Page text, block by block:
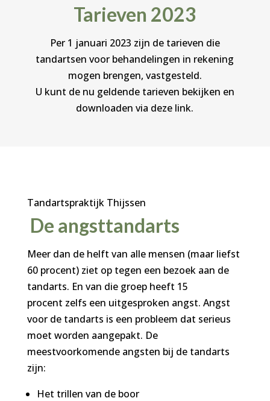
Tarieven 2023
Per 1 januari 2023 zijn de tarieven die
tandartsen voor behandelingen in rekening
mogen brengen, vastgesteld.
U kunt de nu geldende tarieven bekijken en
downloaden via deze link.
Tandartspraktijk Thijssen
De angsttandarts
Meer dan de helft van alle mensen (maar liefst
60 procent) ziet op tegen een bezoek aan de
tandarts. En van die groep heeft 15
procent zelfs een uitgesproken angst. Angst
voor de tandarts is een probleem dat serieus
moet worden aangepakt. De
meestvoorkomende angsten bij de tandarts
zijn:
Het trillen van de boor